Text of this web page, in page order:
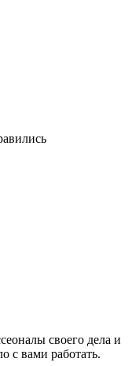
своего дела и
с вами работать.